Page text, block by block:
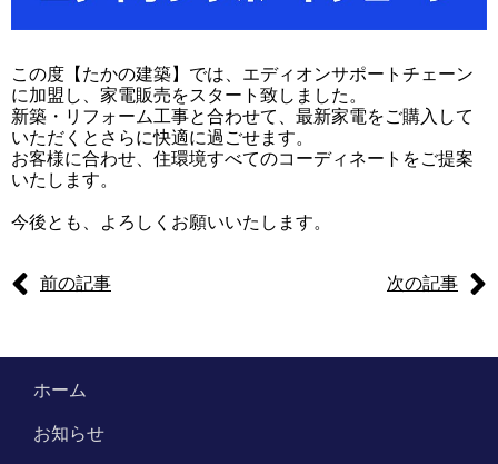
この度【たかの建築】では、エディオンサポートチェーン
に加盟し、家電販売をスタート致しました。
新築・リフォーム工事と合わせて、最新家電をご購入して
いただくとさらに快適に過ごせます。
お客様に合わせ、住環境すべてのコーディネートをご提案
いたします。
今後とも、よろしくお願いいたします。
前の記事 次の記事
ホーム
お知らせ